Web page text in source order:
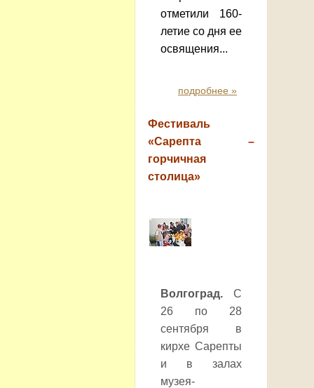
отметили 160-
летие со дня ее
освящения...
подробнее »
Фестиваль
«Сарепта –
горчичная
столица»
Волгоград. С
26 по 28
сентября в
кирхе Сарепты
и в залах
музея-